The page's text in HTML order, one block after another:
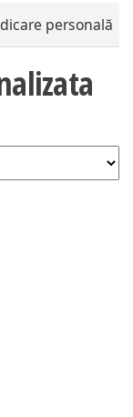
personală